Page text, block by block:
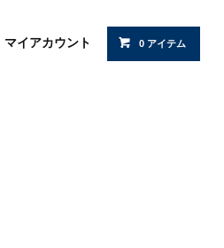
マイアカウント 0 アイテム